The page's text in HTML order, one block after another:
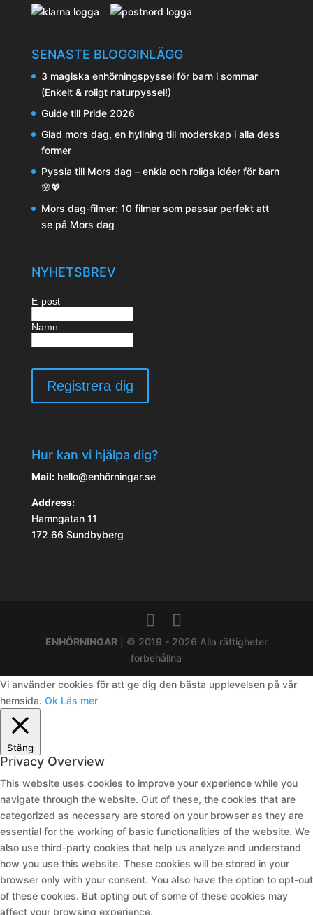
SENASTE BLOGGINLÄGG
3 magiska enhörningspyssel för barn i sommar
(Enkelt & roligt naturpyssel!)
Guide till Pride 2026
Glad mors dag, en hyllning till moderskap i alla dess
former
Pyssla till Mors dag – enkla och roliga idéer för barn
🌸💖
Mors dag-filmer: 10 filmer som passar perfekt att
se på Mors dag
NYHETSBREV
E-post
Namn
Hur kan vi hjälpa dig?
Mail:hello@enhörningar.se
Address:
Hamngatan 11
172 66 Sundbyberg
ENHÖRNINGAR| © 2019 - 2026 Alla rättigheter
förbehållna
Vi använder cookies för att ge dig den bästa upplevelsen på vår
hemsida. Ok Läs mer
Stäng
Privacy Overview
This website uses cookies to improve your experience while you
navigate through the website. Out of these, the cookies that are
categorized as necessary are stored on your browser as they are
essential for the working of basic functionalities of the website. We
also use third-party cookies that help us analyze and understand
how you use this website. These cookies will be stored in your
browser only with your consent. You also have the option to opt-out
of these cookies. But opting out of some of these cookies may
affect your browsing experience.